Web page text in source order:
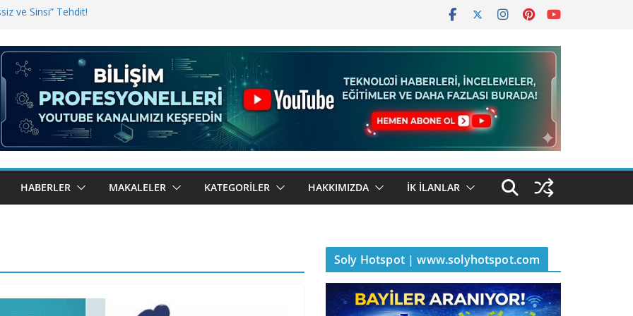
ve Sinsi” Tehdit!
Bugün BulutTahsilat’ta
Kemal Oral Tüm Sorularımızı
HABERLER MAKALELER KATEGORILER HAKKIMIZDA İK İLANLAR
Soly Hotspot | www.solyhotspot.com